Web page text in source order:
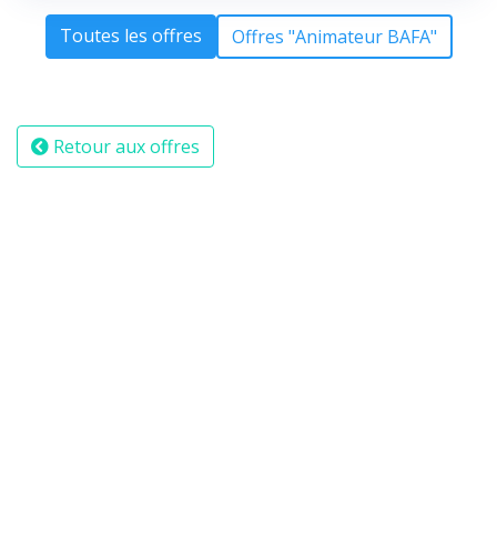
Toutes les offres Offres "Animateur BAFA"
Retour aux offres